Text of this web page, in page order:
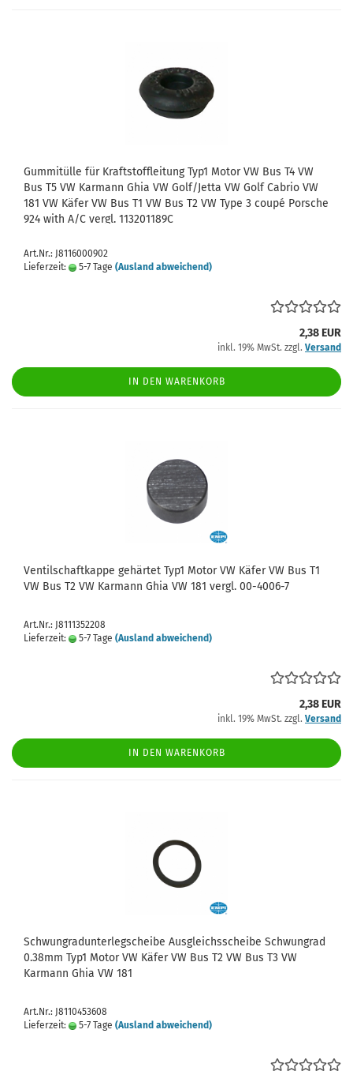
Gummitülle für Kraftstoffleitung Typ1 Motor VW Bus T4 VW
Bus T5 VW Karmann Ghia VW Golf/Jetta VW Golf Cabrio VW
181 VW Käfer VW Bus T1 VW Bus T2 VW Type 3 coupé Porsche
924 with A/C vergl. 113201189C
Art.Nr.: J8116000902
Lieferzeit:
5-7 Tage (Ausland abweichend)
2,38 EUR
inkl. 19% MwSt. zzgl. Versand
IN DEN WARENKORB
Ventilschaftkappe gehärtet Typ1 Motor VW Käfer VW Bus T1
VW Bus T2 VW Karmann Ghia VW 181 vergl. 00-4006-7
Art.Nr.: J8111352208
Lieferzeit:
5-7 Tage (Ausland abweichend)
2,38 EUR
inkl. 19% MwSt. zzgl. Versand
IN DEN WARENKORB
Schwungradunterlegscheibe Ausgleichsscheibe Schwungrad
0.38mm Typ1 Motor VW Käfer VW Bus T2 VW Bus T3 VW
Karmann Ghia VW 181
Art.Nr.: J8110453608
Lieferzeit:
5-7 Tage (Ausland abweichend)